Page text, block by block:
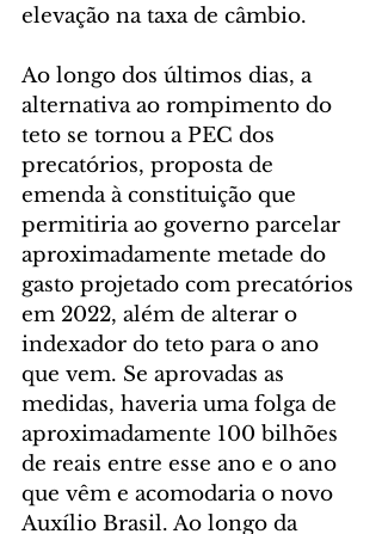
elevação na taxa de câmbio.
Ao longo dos últimos dias, a
alternativa ao rompimento do
teto se tornou a PEC dos
precatórios, proposta de
emenda à constituição que
permitiria ao governo parcelar
aproximadamente metade do
gasto projetado com precatórios
em 2022, além de alterar o
indexador do teto para o ano
que vem. Se aprovadas as
medidas, haveria uma folga de
aproximadamente 100 bilhões
de reais entre esse ano e o ano
que vêm e acomodaria o novo
Auxílio Brasil. Ao longo da